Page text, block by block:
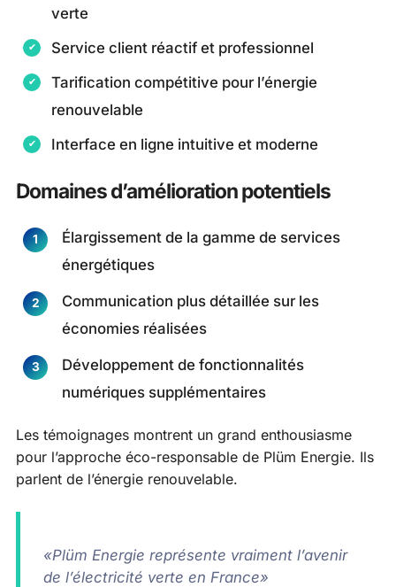
verte
Service client réactif et professionnel
Tarification compétitive pour l’énergie
renouvelable
Interface en ligne intuitive et moderne
Domaines d’amélioration potentiels
Élargissement de la gamme de services
énergétiques
Communication plus détaillée sur les
économies réalisées
Développement de fonctionnalités
numériques supplémentaires
Les témoignages montrent un grand enthousiasme
pour l’approche éco-responsable de Plüm Energie. Ils
parlent de l’énergie renouvelable.
«Plüm Energie représente vraiment l’avenir
de l’électricité verte en France»